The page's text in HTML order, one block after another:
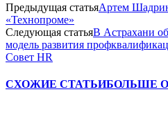
Предыдущая статьяАртем
«Технопроме»
Следующая статьяВ Астрахани
модель развития
Совет HR
СХОЖИЕ СТАТЬИБОЛЬШЕ